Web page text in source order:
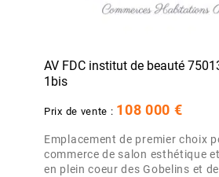
AV FDC institut de beauté
1bis
Prix de vente : 108 000 €
Emplacement de premier choix
commerce de salon esthétique
en plein coeur des Gobelins et